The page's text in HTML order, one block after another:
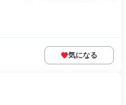
気になる